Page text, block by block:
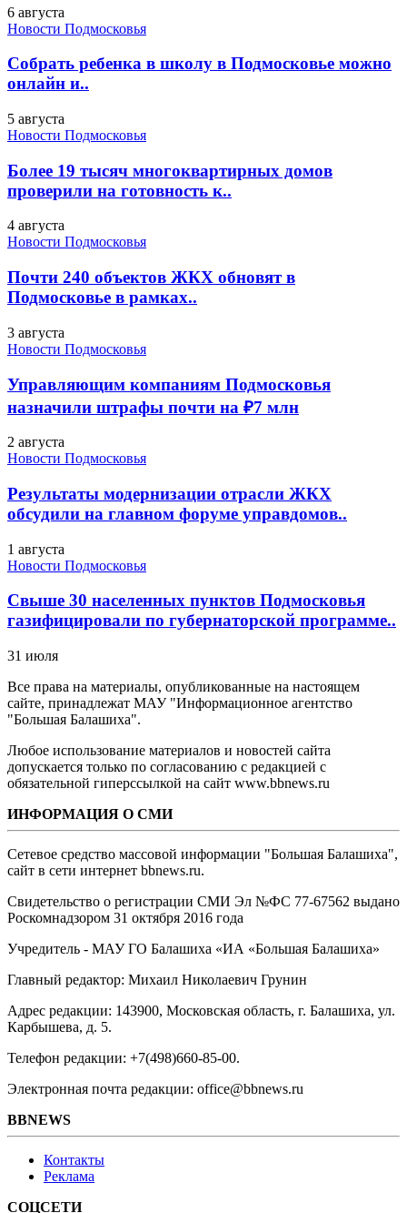
6 августа
Новости Подмосковья
Собрать ребенка в школу в Подмосковье можно
онлайн и..
5 августа
Новости Подмосковья
Более 19 тысяч многоквартирных домов
проверили на готовность к..
4 августа
Новости Подмосковья
Почти 240 объектов ЖКХ обновят в
Подмосковье в рамках..
3 августа
Новости Подмосковья
Управляющим компаниям Подмосковья
назначили штрафы почти на ₽7 млн
2 августа
Новости Подмосковья
Результаты модернизации отрасли ЖКХ
обсудили на главном форуме управдомов..
1 августа
Новости Подмосковья
Свыше 30 населенных пунктов Подмосковья
газифицировали по губернаторской программе..
31 июля
Все права на материалы, опубликованные на настоящем
сайте, принадлежат МАУ "Информационное агентство
"Большая Балашиха".
Любое использование материалов и новостей сайта
допускается только по согласованию с редакцией с
обязательной гиперссылкой на сайт www.bbnews.ru
ИНФОРМАЦИЯ О СМИ
Сетевое средство массовой информации "Большая Балашиха",
сайт в сети интернет bbnews.ru.
Свидетельство о регистрации СМИ Эл №ФС ‎77-67562 выдано
Роскомнадзором 31 октября 2016 года
Учредитель - МАУ ГО Балашиха «ИА «Большая Балашиха»
Главный редактор: Михаил Николаевич Грунин
Адрес редакции: 143900, Московская область, г. Балашиха, ул.
Карбышева, д. 5.
Телефон редакции: +7(498)660-85-00.
Электронная почта редакции: office@bbnews.ru
BBNEWS
Контакты
Реклама
СОЦСЕТИ